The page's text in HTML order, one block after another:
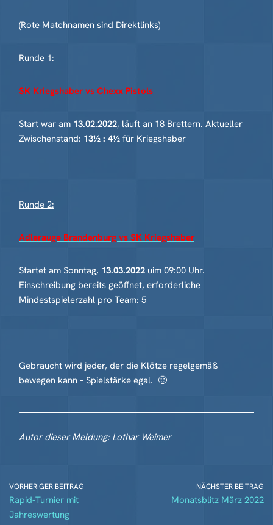
(Rote Matchnamen sind Direktlinks)
Runde 1:
SK Kriegshaber vs Chexx Pistols
Start war am 13.02.2022, läuft an 18 Brettern. Aktueller
Zwischenstand: 13½ : 4½ für Kriegshaber
Runde 2:
Adlerauge Brandenburg vs SK Kriegshaber
Startet am Sonntag, 13.03.2022 uim 09:00 Uhr.
Einschreibung bereits geöffnet, erforderliche
Mindestspielerzahl pro Team: 5
Gebraucht wird jeder, der die Klötze regelgemäß
bewegen kann – Spielstärke egal. 🙂
Autor dieser Meldung: Lothar Weimer
VORHERIGER BEITRAG
Rapid-Turnier mit
Jahreswertung
NÄCHSTER BEITRAG
Monatsblitz März 2022